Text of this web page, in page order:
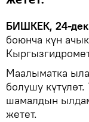
БИШКЕК, 24-
боюнча күн
Маалыматка
болушу
шамалдын
жетет.